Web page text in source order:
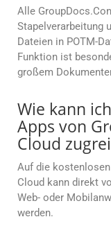
Alle
Stapelverarbeitung
Dateien in POTM-
Funktion ist
großem
Wie kann
Apps von
Cloud
Auf die
Cloud kann direkt
Web- oder
werden.